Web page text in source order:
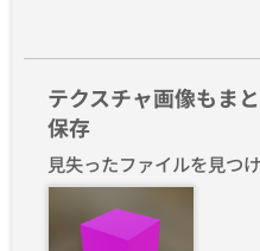
テクスチャ画像もま
保存
見失ったファイルを見つ